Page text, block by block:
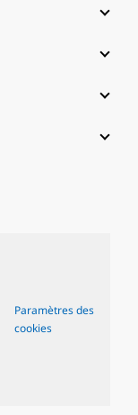
Paramètres des
cookies